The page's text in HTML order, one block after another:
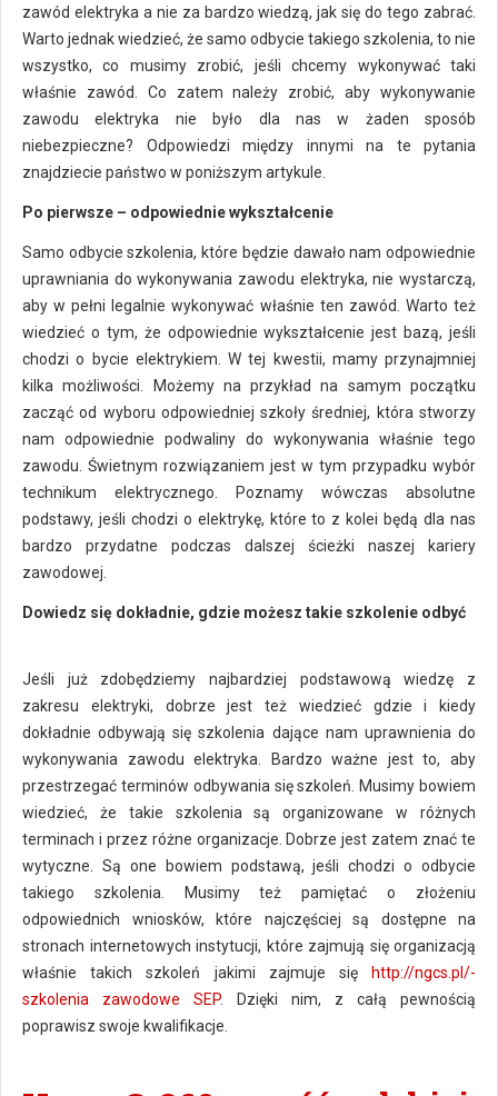
zawód elektryka a nie za bardzo wiedzą, jak się do tego zabrać.
Warto jednak wiedzieć, że samo odbycie takiego szkolenia, to nie
wszystko, co musimy zrobić, jeśli chcemy wykonywać taki
właśnie zawód. Co zatem należy zrobić, aby wykonywanie
zawodu elektryka nie było dla nas w żaden sposób
niebezpieczne? Odpowiedzi między innymi na te pytania
znajdziecie państwo w poniższym artykule.
Po pierwsze – odpowiednie wykształcenie
Samo odbycie szkolenia, które będzie dawało nam odpowiednie
uprawniania do wykonywania zawodu elektryka, nie wystarczą,
aby w pełni legalnie wykonywać właśnie ten zawód. Warto też
wiedzieć o tym, że odpowiednie wykształcenie jest bazą, jeśli
chodzi o bycie elektrykiem. W tej kwestii, mamy przynajmniej
kilka możliwości. Możemy na przykład na samym początku
zacząć od wyboru odpowiedniej szkoły średniej, która stworzy
nam odpowiednie podwaliny do wykonywania właśnie tego
zawodu. Świetnym rozwiązaniem jest w tym przypadku wybór
technikum elektrycznego. Poznamy wówczas absolutne
podstawy, jeśli chodzi o elektrykę, które to z kolei będą dla nas
bardzo przydatne podczas dalszej ścieżki naszej kariery
zawodowej.
Dowiedz się dokładnie, gdzie możesz takie szkolenie odbyć
Jeśli już zdobędziemy najbardziej podstawową wiedzę z
zakresu elektryki, dobrze jest też wiedzieć gdzie i kiedy
dokładnie odbywają się szkolenia dające nam uprawnienia do
wykonywania zawodu elektryka. Bardzo ważne jest to, aby
przestrzegać terminów odbywania się szkoleń. Musimy bowiem
wiedzieć, że takie szkolenia są organizowane w różnych
terminach i przez różne organizacje. Dobrze jest zatem znać te
wytyczne. Są one bowiem podstawą, jeśli chodzi o odbycie
takiego szkolenia. Musimy też pamiętać o złożeniu
odpowiednich wniosków, które najczęściej są dostępne na
stronach internetowych instytucji, które zajmują się organizacją
właśnie takich szkoleń jakimi zajmuje się
http://ngcs.pl/-
szkolenia zawodowe SEP. Dzięki nim, z całą pewnością
poprawisz swoje kwalifikacje.